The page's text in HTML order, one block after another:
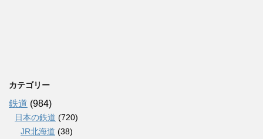
カテゴリー
鉄道 (984)
日本の鉄道 (720)
JR北海道 (38)